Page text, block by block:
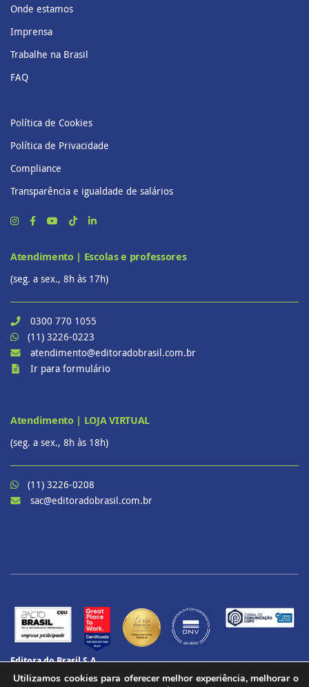
Onde estamos
Imprensa
Trabalhe na Brasil
FAQ
Política de Cookies
Política de Privacidade
Compliance
Transparência e igualdade de salários
Atendimento | Escolas e professores
(seg. a sex., 8h às 17h)
0300 770 1055
(11) 3226-0223
atendimento@editoradobrasil.com.br
Ir para formulário
Atendimento | LOJA VIRTUAL
(seg. a sex., 8h às 18h)
(11) 3226-0208
sac@editoradobrasil.com.br
Editora do Brasil S.A.
CNPJ: 60.657.574/0001-69
Utilizamos cookies para oferecer melhor experiência, melhorar o